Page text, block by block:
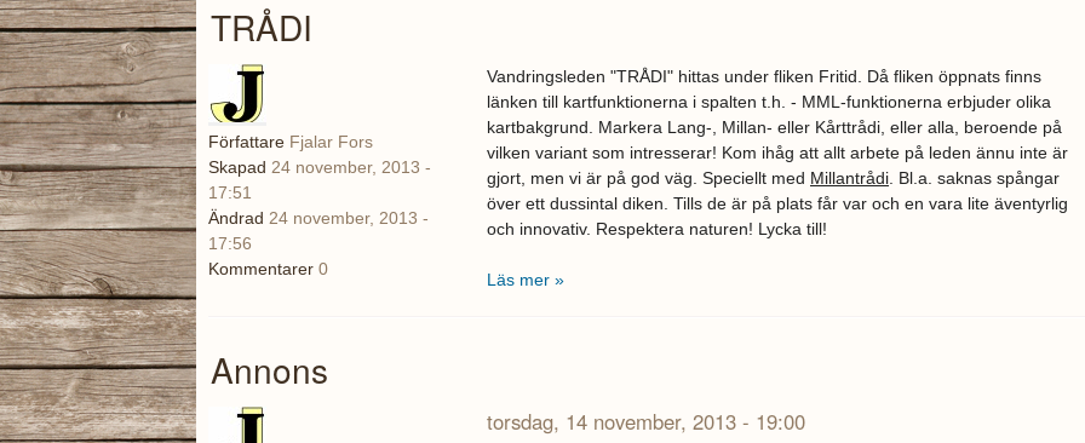
TRÅDI
Författare Fjalar Fors
Skapad 24 november, 2013 -
17:51
Ändrad 24 november, 2013 -
17:56
Kommentarer 0
Vandringsleden "TRÅDI" hittas under fliken Fritid. Då fliken öppnats finns
länken till kartfunktionerna i spalten t.h. - MML-funktionerna erbjuder olika
kartbakgrund. Markera Lang-, Millan- eller Kårttrådi, eller alla, beroende på
vilken variant som intresserar! Kom ihåg att allt arbete på leden ännu inte är
gjort, men vi är på god väg. Speciellt med Millantrådi . Bl.a. saknas spångar
över ett dussintal diken. Tills de är på plats får var och en vara lite äventyrlig
och innovativ. Respektera naturen! Lycka till!
Läs mer »
Annons
torsdag, 14 november, 2013 - 19:00